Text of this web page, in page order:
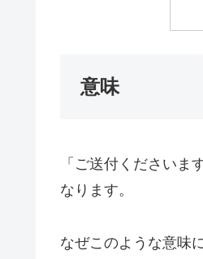
意味
「ご送付ください
なります。
なぜこのような意味